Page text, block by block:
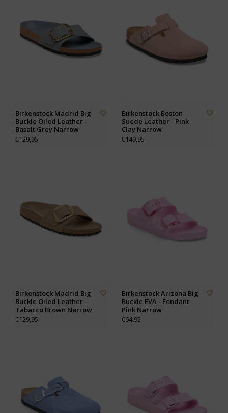
Birkenstock Madrid Big
Buckle Oiled Leather -
Basalt Grey Narrow
€129,95
Birkenstock Boston
Suede Leather - Pink
Clay Narrow
€149,95
Birkenstock Madrid Big
Buckle Oiled Leather -
Tabacco Brown Narrow
€129,95
Birkenstock Arizona Big
Buckle EVA - Fondant
Pink Narrow
€64,95